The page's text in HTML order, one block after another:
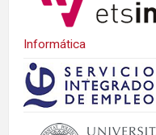
Informática